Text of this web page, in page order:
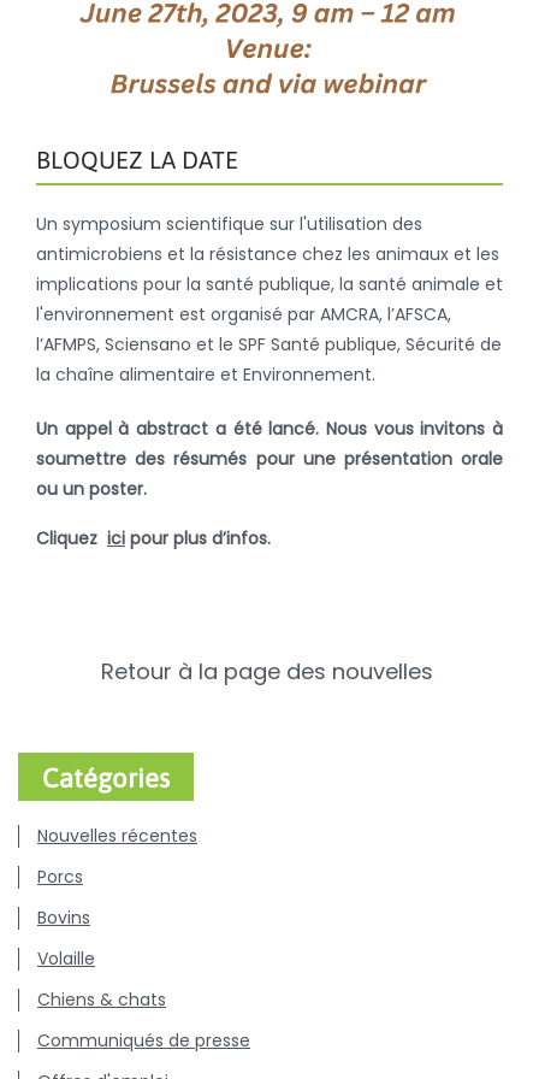
BLOQUEZ LA DATE
Un symposium scientifique sur l'utilisation des
antimicrobiens et la résistance chez les animaux et les
implications pour la santé publique, la santé animale et
l'environnement est organisé par AMCRA, l’AFSCA,
l’AFMPS, Sciensano et le SPF Santé publique, Sécurité de
la chaîne alimentaire et Environnement.
Un appel à abstract a été lancé. Nous vous invitons à
soumettre des résumés pour une présentation orale
ou un poster.
Cliquez ici pour plus d’infos.
Retour à la page des nouvelles
Catégories
Nouvelles récentes
Porcs
Bovins
Volaille
Chiens & chats
Communiqués de presse